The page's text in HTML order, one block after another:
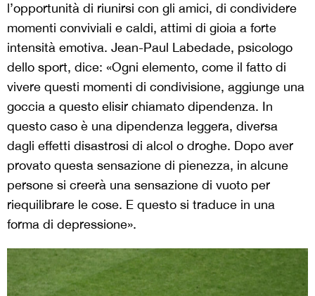
l’opportunità di riunirsi con gli amici, di condividere
momenti conviviali e caldi, attimi di gioia a forte
intensità emotiva. Jean-Paul Labedade, psicologo
dello sport, dice: «Ogni elemento, come il fatto di
vivere questi momenti di condivisione, aggiunge una
goccia a questo elisir chiamato dipendenza. In
questo caso è una dipendenza leggera, diversa
dagli effetti disastrosi di alcol o droghe. Dopo aver
provato questa sensazione di pienezza, in alcune
persone si creerà una sensazione di vuoto per
riequilibrare le cose. E questo si traduce in una
forma di depressione».